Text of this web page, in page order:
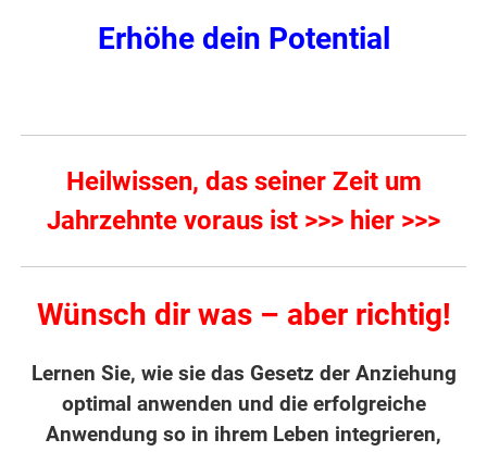
Erhöhe dein Potential
Heilwissen, das seiner Zeit um
Jahrzehnte voraus ist >>> hier >>>
Wünsch dir was – aber richtig!
Lernen Sie, wie sie das Gesetz der Anziehung
optimal anwenden und die erfolgreiche
Anwendung so in ihrem Leben integrieren,